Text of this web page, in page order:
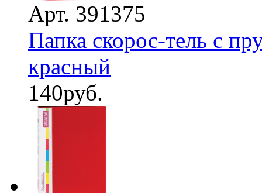
Арт. 391375
Папка скорос-тель с
красный
140руб.